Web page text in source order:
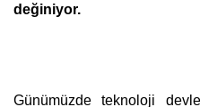
değiniyor.
Günümüzde teknoloji